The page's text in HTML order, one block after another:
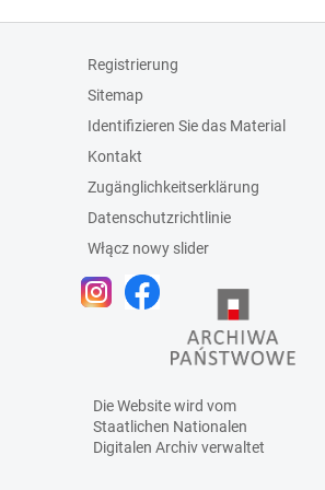
Registrierung
Sitemap
Identifizieren Sie das Material
Kontakt
Zugänglichkeitserklärung
Datenschutzrichtlinie
Włącz nowy slider
Die Website wird vom
Staatlichen Nationalen
Digitalen Archivverwaltet